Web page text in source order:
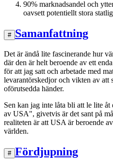
90% marknadsandel och
oavsett potentiellt stora
# Samanfattning
Det är ändå lite fascinerande hur
där den är helt beroende av ett
för att jag satt och arbetade med
levarantörskedjor och vikten av att
oförutsedda händer.
Sen kan jag inte låta bli att le lite åt
av USA", givetvis är det sant på
realiteten är att USA är beroende
världen.
# Fördjupning